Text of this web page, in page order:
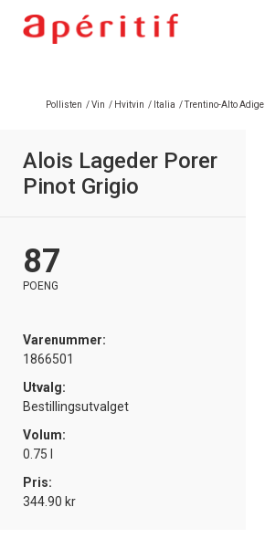
Pollisten /Vin / Hvitvin / Italia /Trentino-Alto Adige
Alois Lageder Porer
Pinot Grigio
87
POENG
Varenummer:
1866501
Utvalg:
Bestillingsutvalget
Volum:
0.75 l
Pris:
344.90 kr